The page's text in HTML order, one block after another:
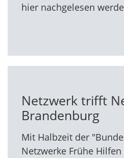
hier nachgelesen
Netzwerk trifft
Brandenburg
Mit Halbzeit der
Netzwerke Frühe